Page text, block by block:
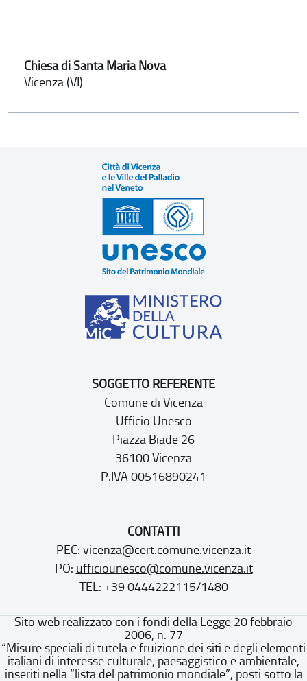
Chiesa di Santa Maria Nova
Vicenza (VI)
SOGGETTO REFERENTE
Comune di Vicenza
Ufficio Unesco
Piazza Biade 26
36100 Vicenza
P.IVA 00516890241
CONTATTI
PEC: vicenza@cert.comune.vicenza.it
PO: ufficiounesco@comune.vicenza.it
TEL: +39 0444222115/1480
Sito web realizzato con i fondi della Legge 20 febbraio
2006, n. 77
“Misure speciali di tutela e fruizione dei siti e degli elementi
italiani di interesse culturale, paesaggistico e ambientale,
inseriti nella “lista del patrimonio mondiale”, posti sotto la